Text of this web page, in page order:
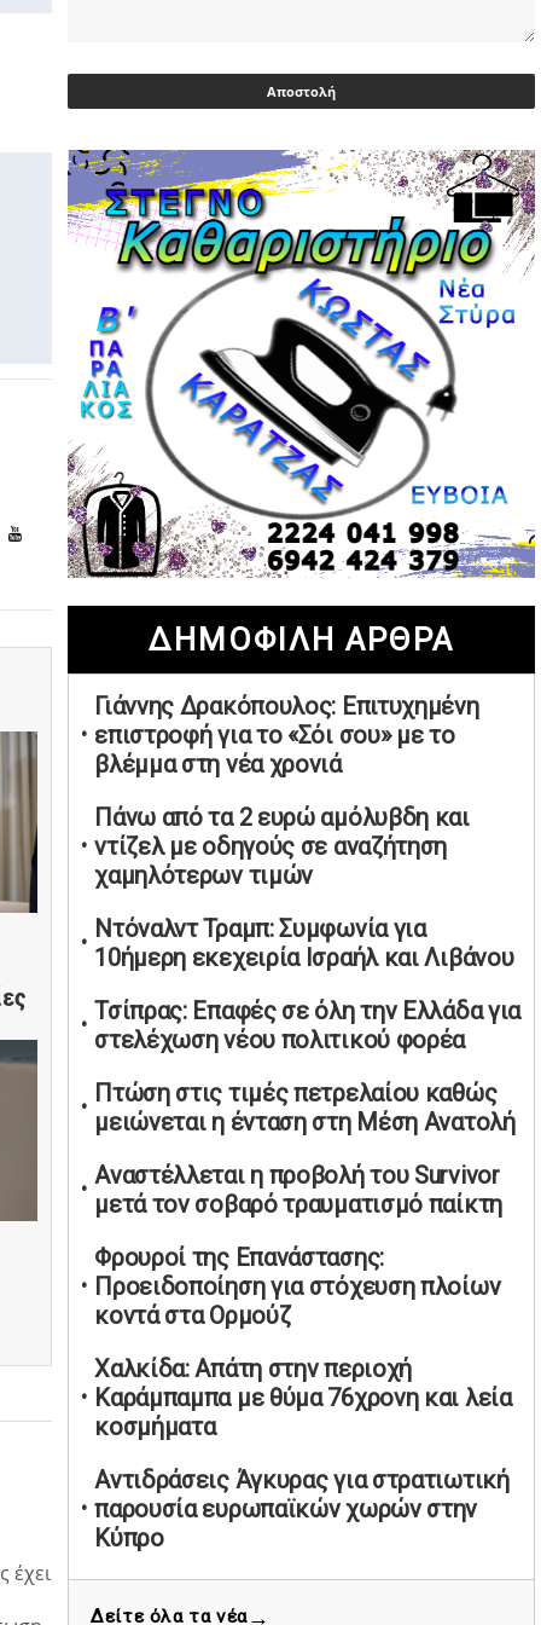
έχει
ΠΑΣΟΚ διεκδικεί ρόλο εναλλακτικής
πρότασης εξουσίας
Ακρίβεια: Με λίστα και περιορισμένες
επιλογές οι αγορές των νοικοκυριών
03/05/2026 | 07:59
Υεμένη: Σομαλοί πειρατές στο
πετρελαιοφόρο Eureka
03/05/2026 | 06:40
Αντιδρά μετά από 17 ημέρες νοσηλείας
ο Γιώργος Μυλωνάκης, τον
επισκέφτηκε ο πρωθυπουργός
02/05/2026 | 20:54
Μεντιλίμπαρ: Ξεχωριστό το κλίμα σε
κάθε παιχνίδι ΠΑΟΚ και Ολυμπιακού
02/05/2026 | 20:28
Περιστέρι: Ένταση μεταξύ ανηλίκων
άφησε δύο 15χρονους τραυματίες
Ηνωμένα Αραβικά Εμιράτα: Αίρουν
τους περιορισμούς στον εναέριο χώρο
02/05/2026 | 17:16
Η Αθηνά Λινού αφήνει ανοιχτό το
ενδεχόμενο ένταξης στον νέο
πολιτικό φορέα Τσίπρα
Αταμάν: Κανείς δεν έχει δικαίωμα να
μιλά για τον πρόεδρο και την
οικογένειά του
02/05/2026 | 15:59
Μαρινάκης: Ο Ανδρουλάκης
υπαναχώρησε στις συμφωνίες για τις
Ανεξάρτητες Αρχές
02/05/2026 | 09:36
Ψηφιακός έλεγχος στην αγορά: QR
αλκοόλ σε 88.000 σημεία
02/05/2026 | 06:26
Καύσιμα αεροσκαφών: Διαβεβαιώσεις
ΕΕ για επάρκεια παρά τη γεωπολιτική
ένταση
01/05/2026 | 19:54
Βελόπουλος: Κριτική σε πολιτικούς
αρχηγούς για δηλώσεις την
Πρωτομαγιά
01/05/2026 | 19:33
ΔΗΜΟΦΙΛΗ ΑΡΘΡΑ
Γιάννης Δρακόπουλος: Επιτυχημένη
επιστροφή για το «Σόι σου» με το
βλέμμα στη νέα χρονιά
Πάνω από τα 2 ευρώ αμόλυβδη και
ντίζελ με οδηγούς σε αναζήτηση
χαμηλότερων τιμών
Ντόναλντ Τραμπ: Συμφωνία για
10ήμερη εκεχειρία Ισραήλ και Λιβάνου
Τσίπρας: Επαφές σε όλη την Ελλάδα για
στελέχωση νέου πολιτικού φορέα
Πτώση στις τιμές πετρελαίου καθώς
μειώνεται η ένταση στη Μέση Ανατολή
Αναστέλλεται η προβολή του Survivor
μετά τον σοβαρό τραυματισμό παίκτη
Φρουροί της Επανάστασης:
Προειδοποίηση για στόχευση πλοίων
κοντά στα Ορμούζ
Χαλκίδα: Απάτη στην περιοχή
Καράμπαμπα με θύμα 76χρονη και λεία
κοσμήματα
Αντιδράσεις Άγκυρας για στρατιωτική
παρουσία ευρωπαϊκών χωρών στην
Κύπρο
Δείτε όλα τα νέα→